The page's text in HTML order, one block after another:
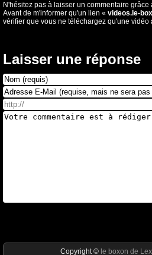
N'hésitez pas à laisser un commentaire
Avant de m'informer qu'un lien « videos.le-
vérifier que vous ne téléchargez qu'une vidéo
Laisser une réponse
Copyright © le boxon de Lex